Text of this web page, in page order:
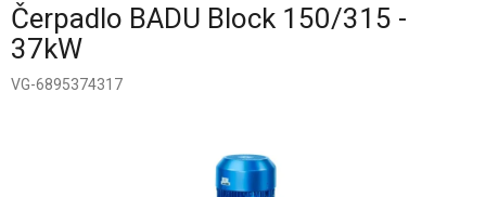
Čerpadlo BADU Block 150/315 -
37kW
VG-6895374317